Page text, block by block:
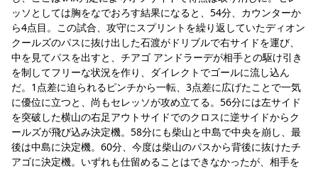
ッソとしては胸をなでおろす結果になると、54分、カウンターか
ら4点目。この試合、攻守にスプリントを繰り返していたディオン
クールズのパスに抜け出した石渡がドリブルで右サイドを運び、
中を見てパスを出すと、チアゴ アンドラーデが相手との駆け引き
を制してフリーな状況を作り、ダイレクトでゴールに流し込ん
だ。1点差に迫られるピンチから一転、3点差に広げたことで一気
に優位に立つと、尚もセレッソが攻め立てる。56分には左サイド
を突破した横山の右足アウトサイドでのクロスに逆サイドからク
ールズが飛び込み決定機。58分にも柴山と中島で中央を崩し、最
後は中島に決定機。60分、今度は柴山のパスから背後に抜けたチ
アゴに決定機。いずれも仕留めることはできなかったが、相手を